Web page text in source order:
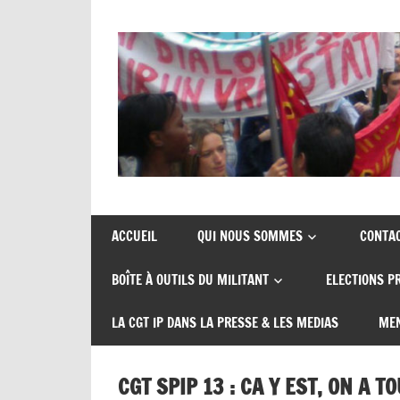
CGT
insertion
probation
de
syndicats
insertion
ACCUEIL QUI NOUS SOMMES
BOÎTE À OUTILS DU MILITANT ELECTIONS
LA CGT IP DANS LA PRESSE & LES MEDIAS
CGT SPIP 13 : CA Y EST, ON A